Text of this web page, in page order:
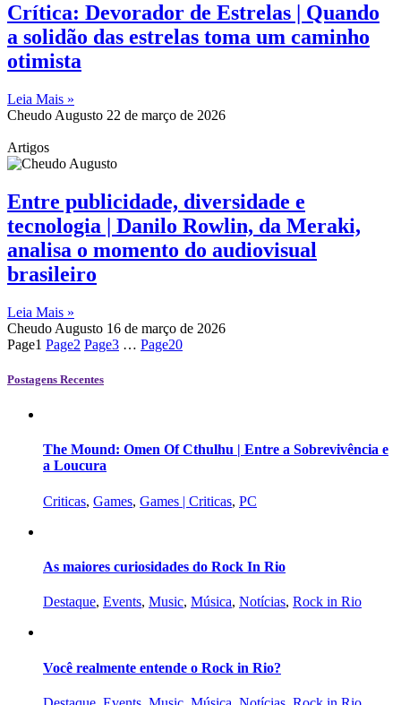
Crítica: Devorador de Estrelas | Quando
a solidão das estrelas toma um caminho
otimista
Leia Mais »
Cheudo Augusto 22 de março de 2026
Artigos
Entre publicidade, diversidade e
tecnologia | Danilo Rowlin, da Meraki,
analisa o momento do audiovisual
brasileiro
Leia Mais »
Cheudo Augusto 16 de março de 2026
Page1 Page2 Page3 … Page20
Postagens Recentes
The Mound: Omen Of Cthulhu | Entre a Sobrevivência e
a Loucura
Criticas, Games, Games | Criticas, PC
As maiores curiosidades do Rock In Rio
Destaque, Events, Music, Música, Notícias, Rock in Rio
Você realmente entende o Rock in Rio?